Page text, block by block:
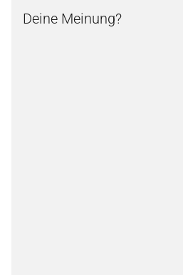
Deine Meinung?